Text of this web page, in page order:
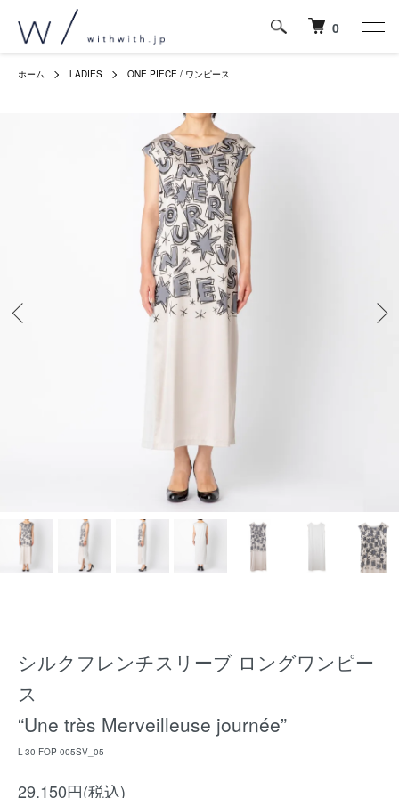
0
ホーム LADIES ONE PIECE / ワンピース
シルクフレンチスリーブ ロングワンピー
ス
“Une très Merveilleuse journée”
L-30-FOP-005SV_05
29,150円(税込)